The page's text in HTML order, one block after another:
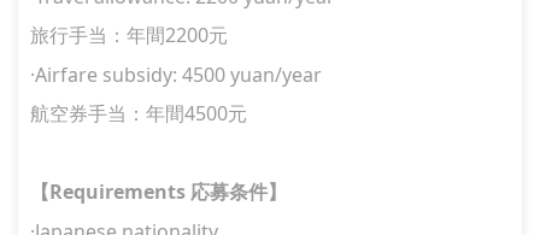
旅行手当：年間2200元
·Airfare subsidy: 4500 yuan/year
航空券手当：年間4500元
【Requirements 応募条件】